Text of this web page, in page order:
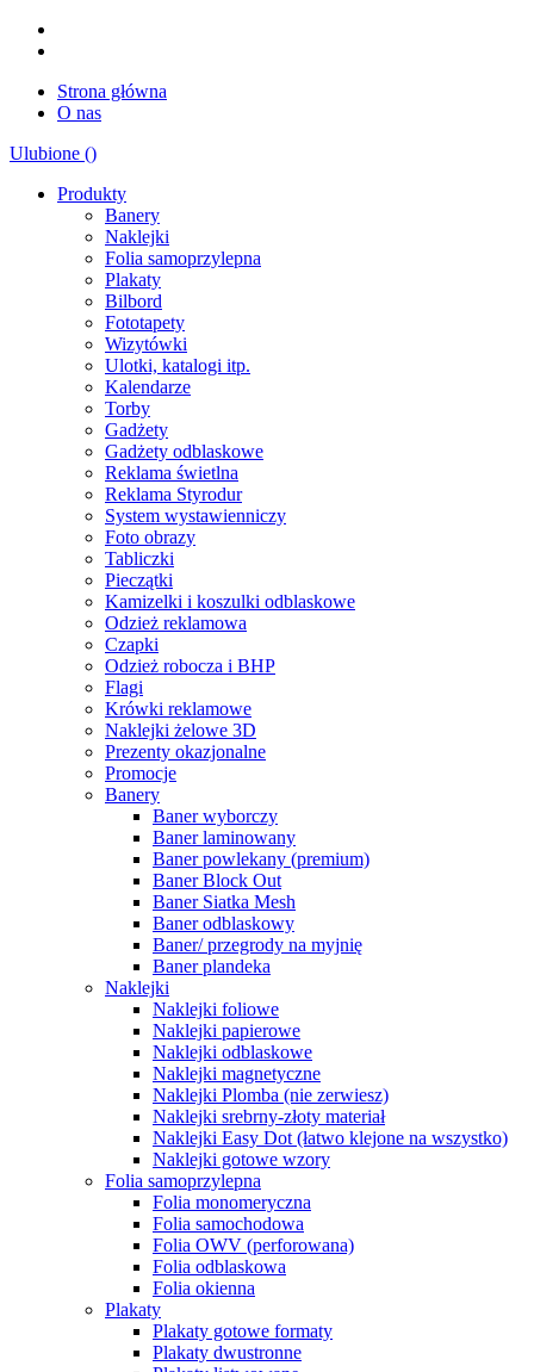
Strona główna
O nas
Ulubione ()
Produkty
Banery
Naklejki
Folia samoprzylepna
Plakaty
Bilbord
Fototapety
Wizytówki
Ulotki, katalogi itp.
Kalendarze
Torby
Gadżety
Gadżety odblaskowe
Reklama świetlna
Reklama Styrodur
System wystawienniczy
Foto obrazy
Tabliczki
Pieczątki
Kamizelki i koszulki odblaskowe
Odzież reklamowa
Czapki
Odzież robocza i BHP
Flagi
Krówki reklamowe
Naklejki żelowe 3D
Prezenty okazjonalne
Promocje
Banery
Baner wyborczy
Baner laminowany
Baner powlekany (premium)
Baner Block Out
Baner Siatka Mesh
Baner odblaskowy
Baner/ przegrody na myjnię
Baner plandeka
Naklejki
Naklejki foliowe
Naklejki papierowe
Naklejki odblaskowe
Naklejki magnetyczne
Naklejki Plomba (nie zerwiesz)
Naklejki srebrny-złoty materiał
Naklejki Easy Dot (łatwo klejone na wszystko)
Naklejki gotowe wzory
Folia samoprzylepna
Folia monomeryczna
Folia samochodowa
Folia OWV (perforowana)
Folia odblaskowa
Folia okienna
Plakaty
Plakaty gotowe formaty
Plakaty dwustronne